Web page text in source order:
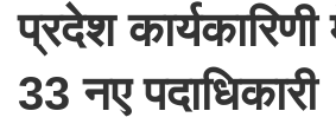
प्रदेश कार्यकारिणी
33 नए पदाधिकारी